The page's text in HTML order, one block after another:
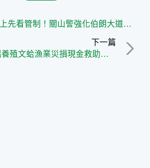
暑假遊池上先看管制！關山警強化伯朗大道交通疏導 籲遵守規定安心暢遊
下一篇
0625豪雨魚塭養殖文蛤漁業災損現金救助，7月15日前受理申請